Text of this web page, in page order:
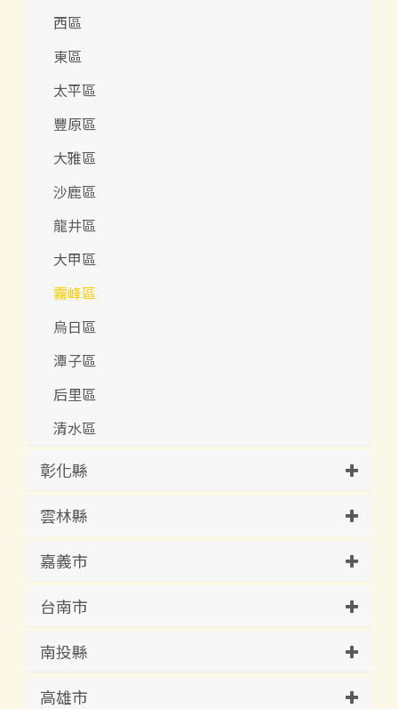
西區
東區
太平區
豐原區
大雅區
沙鹿區
龍井區
大甲區
霧峰區
烏日區
潭子區
后里區
清水區
彰化縣
雲林縣
嘉義市
台南市
南投縣
高雄市